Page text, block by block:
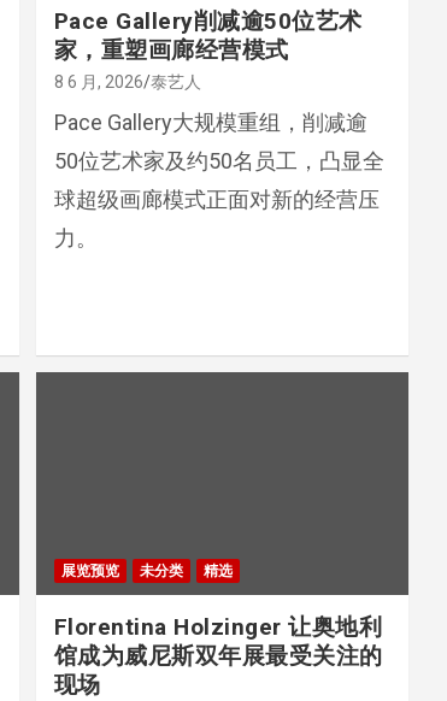
Pace Gallery削减逾50位艺术
家，重塑画廊经营模式
8 6 月, 2026 泰艺人
Pace Gallery大规模重组，削减逾
50位艺术家及约50名员工，凸显全
球超级画廊模式正面对新的经营压
力。
展览预览 未分类 精选
Florentina Holzinger 让奥地利
馆成为威尼斯双年展最受关注的
现场